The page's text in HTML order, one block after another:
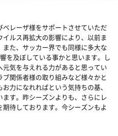
レーザ様をサポートさせていただ
ルス再拡大の影響により、以前ま
た、サッカー界でも同様に多大な
を及ぼしている事かと思います。し
気を与えれる力があると思ってい
関係者様の取り組みなど様々かと
力になれればという気持ちの基、
す。昨シーズンよりも、さらにレ
待しております。今シーズンもよ